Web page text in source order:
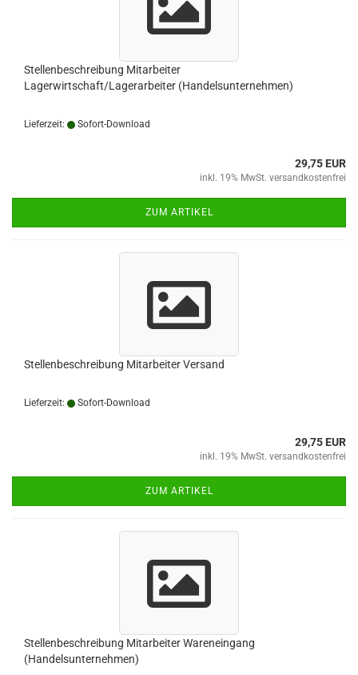
Stellenbeschreibung Mitarbeiter
Lagerwirtschaft/Lagerarbeiter (Handelsunternehmen)
Lieferzeit: Sofort-Download
29,75 EUR
inkl. 19% MwSt. versandkostenfrei
ZUM ARTIKEL
Stellenbeschreibung Mitarbeiter Versand
Lieferzeit: Sofort-Download
29,75 EUR
inkl. 19% MwSt. versandkostenfrei
ZUM ARTIKEL
Stellenbeschreibung Mitarbeiter Wareneingang
(Handelsunternehmen)